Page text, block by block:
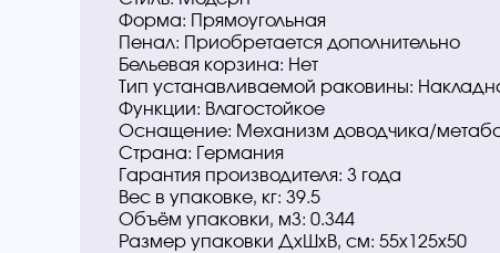
Форма: Прямоугольная
Пенал: Приобретается дополнительно
Бельевая корзина: Нет
Тип устанавливаемой раковины:
Функции: Влагостойкое
Оснащение: Механизм доводчика/
Страна: Германия
Гарантия производителя: 3 года
Вес в упаковке, кг: 39.5
Объём упаковки, м3: 0.344
Размер упаковки ДxШxВ, см: 55x125x50